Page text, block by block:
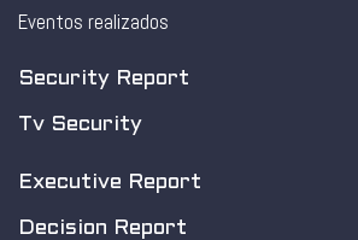
Eventos realizados
Security Report
Tv Security
Executive Report
Decision Report